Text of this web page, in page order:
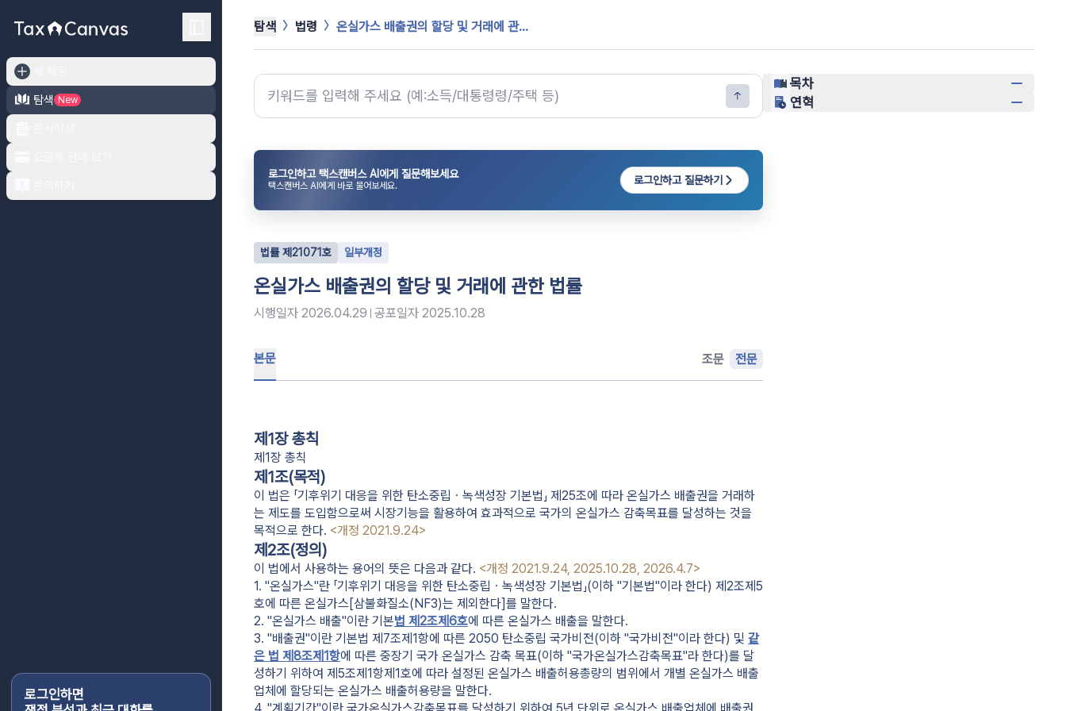
탐색
New
로그인하면
탐색 법령 온실가스 배출권의 할당 및 거래에 관...
로그인하고 택스캔버스 AI에게 질문해보세요
택스캔버스 AI에게 바로 물어보세요. 로그인하고 질문하기
법률제 21071호 일부개정
온실가스 배출권의 할당 및 거래에 관한 법률
시행일자 2026.04.29 공포일자 2025.10.28
본문 조문 전문
제1장 총칙
제1장 총칙
제1조(목적)
이 법은 「기후위기 대응을 위한 탄소중립ㆍ녹색성장 기본법」 제25조에 따라 온실가스 배출권을 거래하
는 제도를 도입함으로써 시장기능을 활용하여 효과적으로 국가의 온실가스 감축목표를 달성하는 것을
목적으로 한다. <개정 2021.9.24>
제2조(정의)
이 법에서 사용하는 용어의 뜻은 다음과 같다. <개정 2021.9.24, 2025.10.28, 2026.4.7>
1. "온실가스"란 「기후위기 대응을 위한 탄소중립ㆍ녹색성장 기본법」(이하 "기본법"이라 한다) 제2조제5
호에 따른 온실가스[삼불화질소(NF3)는 제외한다]를 말한다.
2. "온실가스 배출"이란 기본법 제2조제6호에 따른 온실가스 배출을 말한다.
3. "배출권"이란 기본법 제7조제1항에 따른 2050 탄소중립 국가비전(이하 "국가비전"이라 한다) 및 같
은 법 제8조제1항에 따른 중장기 국가 온실가스 감축 목표(이하 "국가온실가스감축목표"라 한다)를 달
성하기 위하여 제5조제1항제1호에 따라 설정된 온실가스 배출허용총량의 범위에서 개별 온실가스 배출
업체에 할당되는 온실가스 배출허용량을 말한다.
목차
연혁